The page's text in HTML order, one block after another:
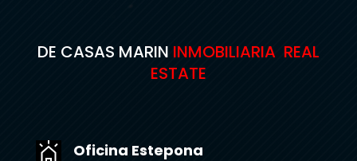
DE CASAS MARIN INMOBILIARIA REAL
ESTATE
Oficina Estepona